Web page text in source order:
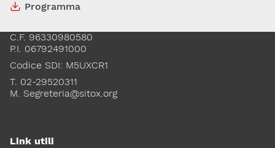
Programma
Via Giovanni Pascoli, 3
C.F. 96330980580
P.I. 06792491000
Codice SDI: M5UXCR1
T. 02-29520311
M. Segreteria@sitox.org
Link utili